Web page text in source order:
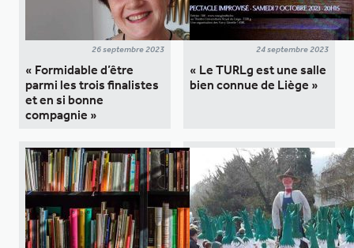
26 septembre 2023
« Formidable d’être
parmi les trois finalistes
et en si bonne
compagnie »
24 septembre 2023
« Le TURLg est une salle
bien connue de Liège »